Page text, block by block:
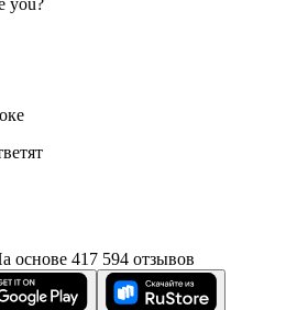
основе 417 594 отзывов